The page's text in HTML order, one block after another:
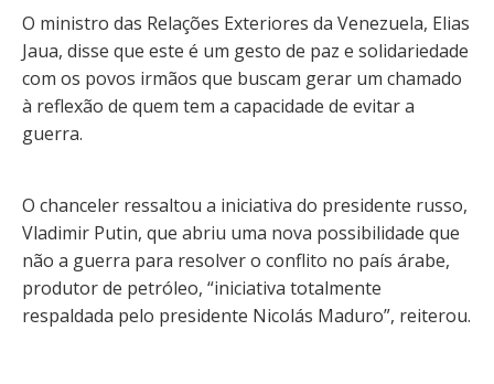
O ministro das Relações Exteriores da Venezuela, Elias
Jaua, disse que este é um gesto de paz e solidariedade
com os povos irmãos que buscam gerar um chamado
à reflexão de quem tem a capacidade de evitar a
guerra.
O chanceler ressaltou a iniciativa do presidente russo,
Vladimir Putin, que abriu uma nova possibilidade que
não a guerra para resolver o conflito no país árabe,
produtor de petróleo, “iniciativa totalmente
respaldada pelo presidente Nicolás Maduro”, reiterou.